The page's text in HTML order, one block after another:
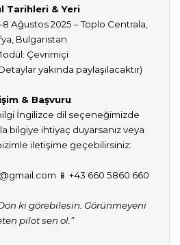
Tarihleri & Yeri
Ağustos 2025 – Toplo Centrala,
Bulgaristan
Çevrimiçi
yakında paylaşılacaktır)
& Başvuru
İngilizce dil seçeneğimizde
bilgiye ihtiyaç duyarsanız veya
iletişime geçebilirsiniz:
📱 +43 660 5860 660
ki görebilesin. Görünmeyeni
pilot sen ol.”